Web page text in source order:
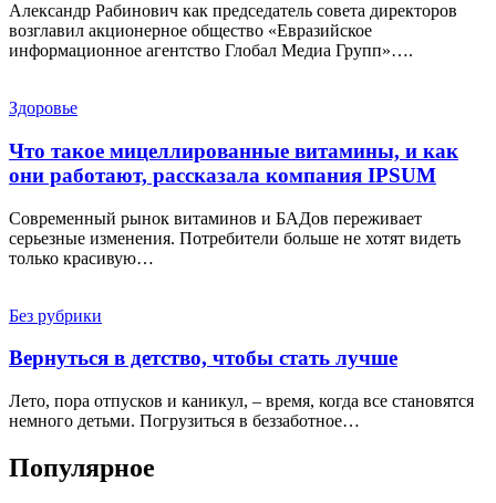
Александр Рабинович как председатель совета директоров
возглавил акционерное общество «Евразийское
информационное агентство Глобал Медиа Групп»….
Здоровье
Что такое мицеллированные витамины, и как
они работают, рассказала компания IPSUM
Современный рынок витаминов и БАДов переживает
серьезные изменения. Потребители больше не хотят видеть
только красивую…
Без рубрики
Вернуться в детство, чтобы стать лучше
Лето, пора отпусков и каникул, – время, когда все становятся
немного детьми. Погрузиться в беззаботное…
Популярное